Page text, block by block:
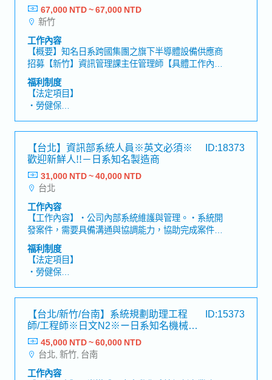
【公司福利】
・年終獎金 (依公司業績浮動獎金) ※店鋪開發職位無
發放年終
・店鋪開發獎金 ※僅限店鋪開發職位
・交通津貼、三節福利、生日禮金
・定期考核加薪
・完善教育訓練
67,000 NTD ~ 67,000 NTD
新竹
工作內容
【概要】知名日系跨國集團之旗下半導體設備供應商
招募【新竹】資訊管理課主任管理師【具體工作內
容】・資訊系統、設備的維運・網路管理、維運・新
IT系統、設備需求規劃與評估・Infra、軟體開發專案
的推行與實施・資安系統管理、維運・內外資安稽核
對應※需可配合加班及至其他據點辦公室出差
福利制度
【法定項目】
・勞健保
・各種休假（特別休假、婚假、喪假、生理假、產檢
假、陪產假、產假、育嬰假）
・退休金
【公司福利】
・ 一年三次獎金
・各項勤務津貼
・優於勞基法的加班計算倍率
・定期健康檢查
・優於勞基法的特別休假制度、全薪病假
・國內外培訓制度、學習補助、日語課程
・提案獎金、久任獎金、久任假等
【台北】資訊部系統人員※英文必須※
歡迎新鮮人!!－日系知名製造商
ID:18373
31,000 NTD ~ 40,000 NTD
台北
工作內容
【工作內容】・公司內部系統維護與管理。・系統開
發案件，需要具備溝通與協調能力，協助完成案件的
開發。【職缺魅力】・於日本大正10年便設立的歷史
悠久企業，全體員工數更高達約13萬人，是日本頂尖
的知名企業。・提供能讓人在職場上有活躍表現的工
作環境。・在給予開發新客戶的任務之前，有著相當
充實、完整的教育訓練制度。・年終、三節禮金等優
渥的福利制度。
福利制度
【法定項目】
・勞健保
・各種休假（特別休假、婚假、喪假、生理假、產檢
假、陪產假、產假、育嬰假）
・退休金
【公司福利】
・年中、年終獎金(6月跟12月發放) *依照個人及公司
營運發放
【台北/新竹/台南】系統規劃助理工程
師/工程師※日文N2※ー日系知名機械設
備商
ID:15373
45,000 NTD ~ 60,000 NTD
台北, 新竹, 台南
工作內容